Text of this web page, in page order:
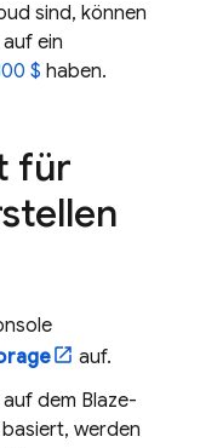
sind, können
ein
$ haben.
für
auf.
dem Blaze-
werden